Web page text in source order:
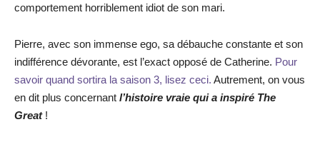
comportement horriblement idiot de son mari.
Pierre, avec son immense ego, sa débauche constante et son
indifférence dévorante, est l’exact opposé de Catherine. Pour
savoir quand sortira la saison 3, lisez ceci. Autrement, on vous
en dit plus concernant l’histoire vraie qui a inspiré The
Great !